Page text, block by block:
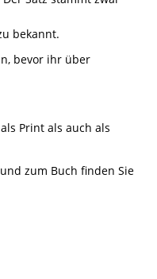
bekannt.
bevor ihr über
Print als auch als
zum Buch finden Sie